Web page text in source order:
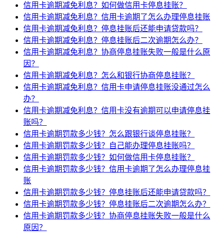
信用卡逾期减免利息？如何做信用卡停息挂账？
信用卡逾期减免利息？信用卡逾期了怎么办理停息挂账
信用卡逾期减免利息？停息挂账后还能申请贷款吗？
信用卡逾期减免利息？停息挂账后二次逾期怎么办？
信用卡逾期减免利息？协商停息挂账失败一般是什么原
因？
信用卡逾期减免利息？怎么和银行协商停息挂账？
信用卡逾期减免利息？信用卡申请停息挂账没通过怎么
办？
信用卡逾期减免利息？信用卡没有逾期可以申请停息挂
账吗？
信用卡逾期罚款多少钱？怎么跟银行谈停息挂账？
信用卡逾期罚款多少钱？自己能办理停息挂账吗？
信用卡逾期罚款多少钱？如何做信用卡停息挂账？
信用卡逾期罚款多少钱？信用卡逾期了怎么办理停息挂
账
信用卡逾期罚款多少钱？停息挂账后还能申请贷款吗？
信用卡逾期罚款多少钱？停息挂账后二次逾期怎么办？
信用卡逾期罚款多少钱？协商停息挂账失败一般是什么
原因？